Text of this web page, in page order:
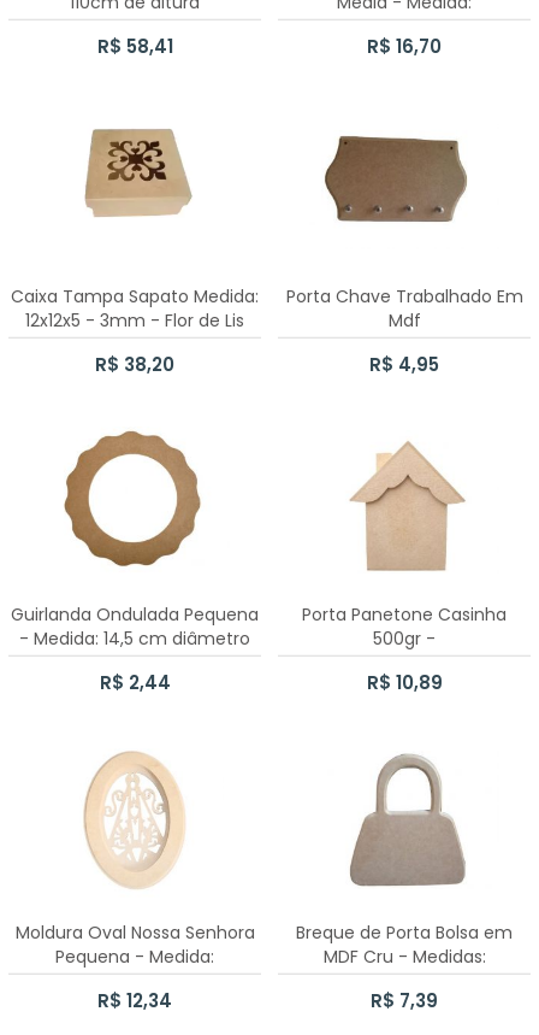
CAIXA SAPATO 20X20X8CM
CAIXA SAPATO 12X12X5CM
CAIXA SAPATO 5X5X5CM
CAIXA SAPATO 7X7X5CM
PORTA PANETONE CASINHA 500GR
CAIXA SAPATO 20X30X12CM
CAIXA SAPATO 6X6X5CM
CAIXA SAPATO 30X30X10
CAIXA SAPATO PASSA FITA
CAIXA ELÁSTICO
CAIXA COELHO
10 CAIXAS SAPATO 10X10X5CM
R$ 58,41
32,8cmX25cmX15mm
R$ 16,70
Caixa Tampa Sapato Medida:
12x12x5 - 3mm - Flor de Lis
c/10 unidades
R$ 38,20
Porta Chave Trabalhado Em
Mdf
R$ 4,95
Guirlanda Ondulada Pequena
- Medida: 14,5 cm diâmetro
R$ 2,44
Porta Panetone Casinha
500gr -
Medidas:15cmx15cmx21cm
R$ 10,89
Moldura Oval Nossa Senhora
Pequena - Medida:
26cmX18,6cmX15mm
R$ 12,34
Breque de Porta Bolsa em
MDF Cru - Medidas:
19cmx21cm
R$ 7,39